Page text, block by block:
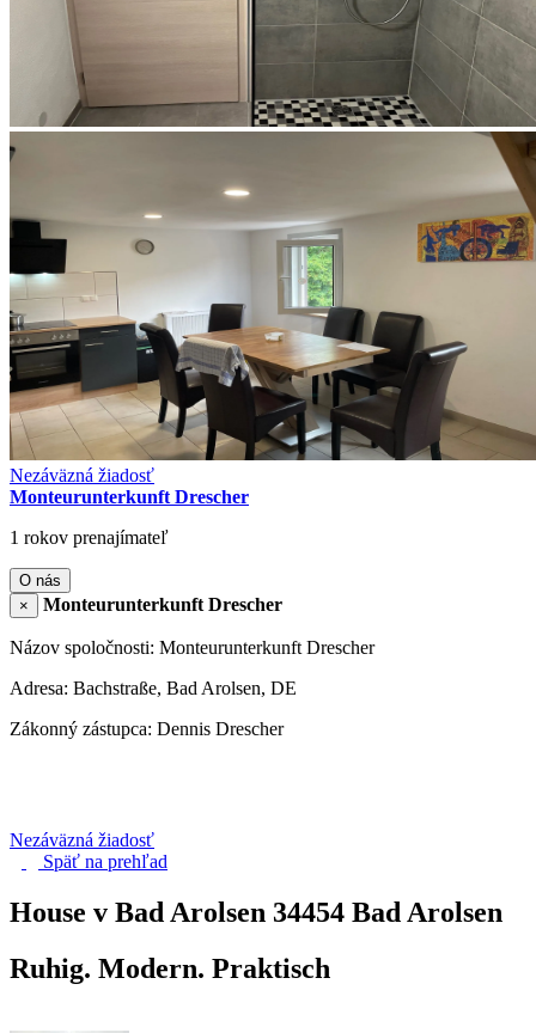
Nezáväzná žiadosť
Monteurunterkunft Drescher
1 rokov prenajímateľ
O nás
×
Monteurunterkunft Drescher
Názov spoločnosti: Monteurunterkunft Drescher
Adresa: Bachstraße, Bad Arolsen, DE
Zákonný zástupca: Dennis Drescher
Nezáväzná žiadosť
Späť na prehľad
House v Bad Arolsen 34454 Bad Arolsen
Ruhig. Modern. Praktisch